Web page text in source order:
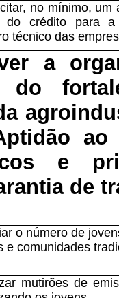
no mínimo, um
do crédito para a
técnico das
a
e
de
o número de
e comunidades
mutirões de